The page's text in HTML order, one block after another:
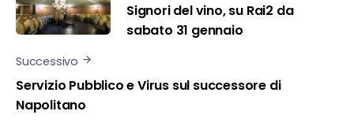
Signori del vino, su Rai2 da
sabato 31 gennaio
Successivo
Servizio Pubblico e Virus sul successore di
Napolitano